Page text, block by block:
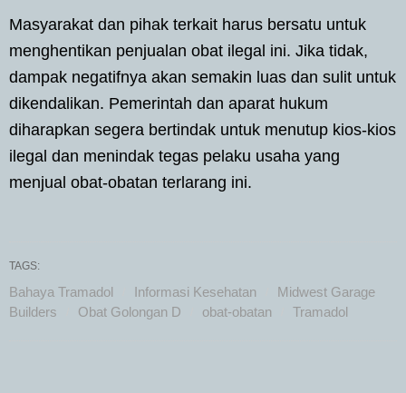
Masyarakat dan pihak terkait harus bersatu untuk
menghentikan penjualan obat ilegal ini. Jika tidak,
dampak negatifnya akan semakin luas dan sulit untuk
dikendalikan. Pemerintah dan aparat hukum
diharapkan segera bertindak untuk menutup kios-kios
ilegal dan menindak tegas pelaku usaha yang
menjual obat-obatan terlarang ini.
TAGS:
Bahaya Tramadol Informasi Kesehatan
Midwest Garage
Builders
Obat Golongan D obat-obatan Tramadol